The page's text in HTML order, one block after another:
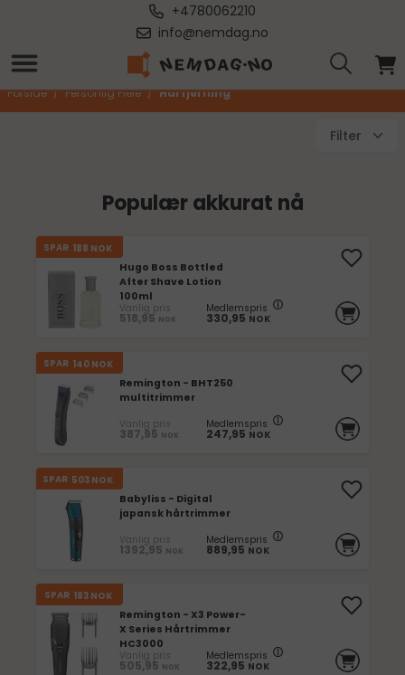
+4780062210
info@nemdag.no
Hårfjerning
Forside / Personlig Pleie / Hårfjerning
Filter
Populær akkurat nå
SPAR 188 NOK
Hugo Boss Bottled
After Shave Lotion
100ml
Vanlig pris
518,95 NOK
Medlemspris
330,95 NOK
SPAR 140 NOK
Remington - BHT250
multitrimmer
Vanlig pris
387,95 NOK
Medlemspris
247,95 NOK
SPAR 503 NOK
Babyliss - Digital
japansk hårtrimmer
Vanlig pris
1392,95 NOK
Medlemspris
889,95 NOK
SPAR 183 NOK
Remington - X3 Power-
X Series Hårtrimmer
HC3000
Vanlig pris
505,95 NOK
Medlemspris
322,95 NOK